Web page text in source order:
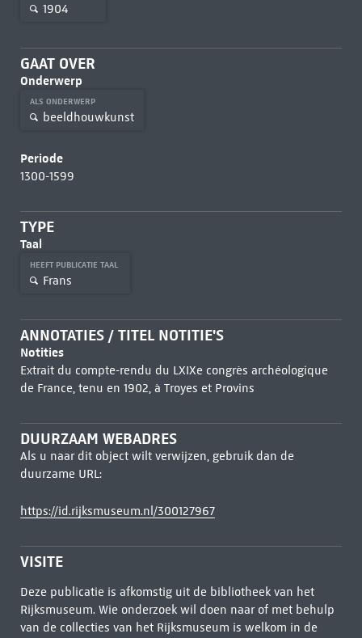
1904
GAAT OVER
Onderwerp
ALS ONDERWERP
beeldhouwkunst
Periode
1300-1599
TYPE
Taal
HEEFT PUBLICATIE TAAL
Frans
ANNOTATIES / TITEL NOTITIE'S
Notities
Extrait du compte-rendu du LXIXe congrès archéologique
de France, tenu en 1902, à Troyes et Provins
DUURZAAM WEBADRES
Als u naar dit object wilt verwijzen, gebruik dan de
duurzame URL:
https://id.rijksmuseum.nl/300127967
VISITE
Deze publicatie is afkomstig uit de bibliotheek van het
Rijksmuseum. Wie onderzoek wil doen naar of met behulp
van de collecties van het Rijksmuseum is welkom in de